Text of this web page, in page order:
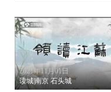
2021年11月01日
读城|南京 石头城